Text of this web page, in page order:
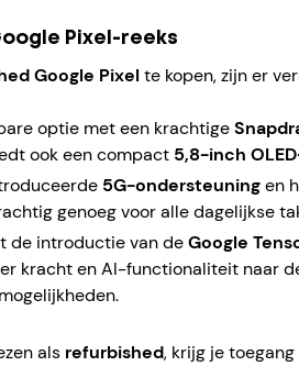
Pixel-reeks
Google Pixelte kopen, zijn er
optie met een krachtige
ook een compact 5,8-inch
5G-ondersteuningen
genoeg voor alle dagelijkse
de introductie van deGoogle
kracht en AI-functionaliteit naar
als refurbished, krijg je